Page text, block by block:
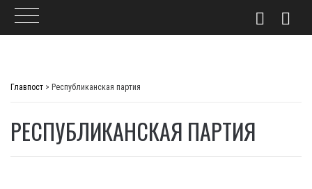
Главпост > Республиканская партия
РЕСПУБЛИКАНСКАЯ ПАРТИЯ